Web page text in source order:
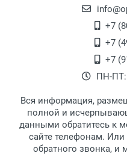
Ширина мостика:
Степень защиты:
Тип оправы:
Материал линзы:
Материал оправы:
Материал дужки:
наличными
выдачи товара.
Перечисление
офисе по
второй этаж,
После того,
выдачи, наш
клиентом и
товара.
Для
обязательно
Заказ
рабочих дней с
+7
+7
+7
ПН-ПТ:
Вся информация,
полной и
данными обратитесь к
сайте телефонам. Или
обратного звонка,